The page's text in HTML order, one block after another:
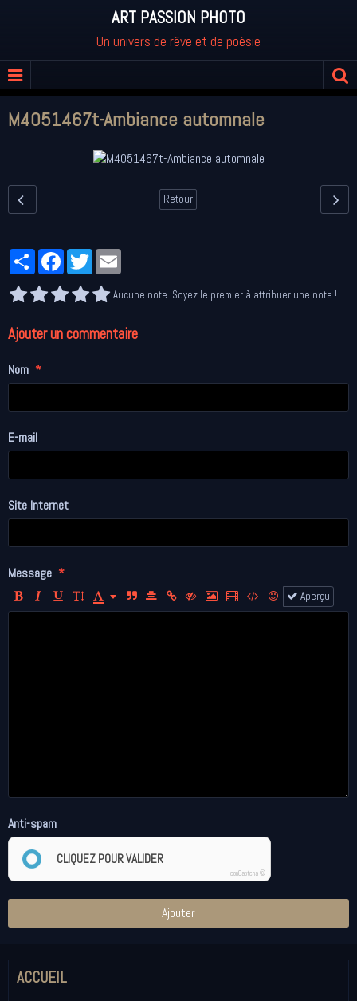
ART PASSION PHOTO
Un univers de rêve et de poésie
M4051467t-Ambiance automnale
Retour
PartagerFacebookTwitter
Aucune note. Soyez le premier à attribuer une note !
Ajouter un commentaire
Nom
E-mail
Site Internet
Message
Aperçu
Anti-spam
CLIQUEZ POUR VALIDER
IconCaptcha ©
Ajouter
ACCUEIL